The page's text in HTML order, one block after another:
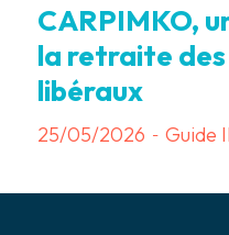
CARPIMKO,
la retraite
libéraux
25/05/2026 - Guide